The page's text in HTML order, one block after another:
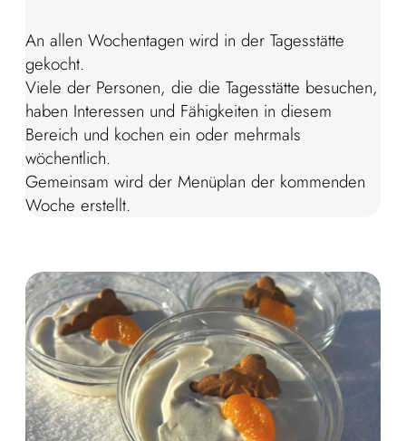
An allen Wochentagen wird in der Tagesstätte
gekocht.
Viele der Personen, die die Tagesstätte besuchen,
haben Interessen und Fähigkeiten in diesem
Bereich und kochen ein oder mehrmals
wöchentlich.
Gemeinsam wird der Menüplan der kommenden
Woche erstellt.